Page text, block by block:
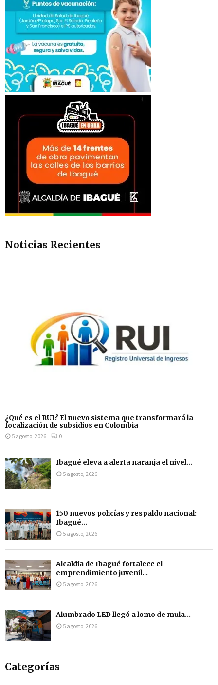
Noticias Recientes
¿Qué es el RUI? El nuevo sistema que transformará la
focalización de subsidios en Colombia
5 agosto, 2026 0
Ibagué eleva a alerta naranja el nivel...
5 agosto, 2026
150 nuevos policías y respaldo nacional:
Ibagué...
5 agosto, 2026
Alcaldía de Ibagué fortalece el
emprendimiento juvenil...
5 agosto, 2026
Alumbrado LED llegó a lomo de mula...
5 agosto, 2026
Categorías